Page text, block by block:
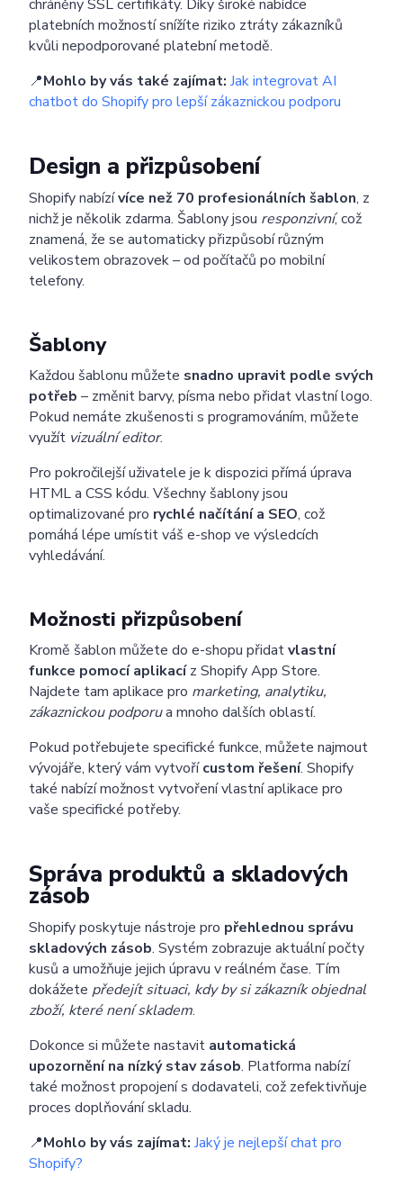
chráněny SSL certifikáty. Díky široké nabídce
platebních možností snížíte riziko ztráty zákazníků
kvůli nepodporované platební metodě.
📍Mohlo by vás také zajímat: Jak integrovat AI
chatbot do Shopify pro lepší zákaznickou podporu
Design a přizpůsobení
Shopify nabízívíce než 70 profesionálních šablon, z
nichž je několik zdarma. Šablony jsou responzivní, což
znamená, že se automaticky přizpůsobí různým
velikostem obrazovek – od počítačů po mobilní
telefony.
Šablony
Každou šablonu můžete snadno upravit podle svých
potřeb – změnit barvy, písma nebo přidat vlastní logo.
Pokud nemáte zkušenosti s programováním, můžete
využít vizuální editor.
Pro pokročilejší uživatele je k dispozici přímá úprava
HTML a CSS kódu. Všechny šablony jsou
optimalizované pro rychlé načítání a SEO, což
pomáhá lépe umístit váš e-shop ve výsledcích
vyhledávání.
Možnosti přizpůsobení
Kromě šablon můžete do e-shopu přidatvlastní
funkce pomocí aplikacíz Shopify App Store.
Najdete tam aplikace pro marketing, analytiku,
zákaznickou podporua mnoho dalších oblastí.
Pokud potřebujete specifické funkce, můžete najmout
vývojáře, který vám vytvořícustom řešení. Shopify
také nabízí možnost vytvoření vlastní aplikace pro
vaše specifické potřeby.
Správa produktů a skladových
zásob
Shopify poskytuje nástroje pro přehlednou správu
skladových zásob. Systém zobrazuje aktuální počty
kusů a umožňuje jejich úpravu v reálném čase. Tím
dokážete předejít situaci, kdy by si zákazník objednal
zboží, které není skladem.
Dokonce si můžete nastavit automatická
upozornění na nízký stav zásob. Platforma nabízí
také možnost propojení s dodavateli, což zefektivňuje
proces doplňování skladu.
📍Mohlo by vás zajímat: Jaký je nejlepší chat pro
Shopify?